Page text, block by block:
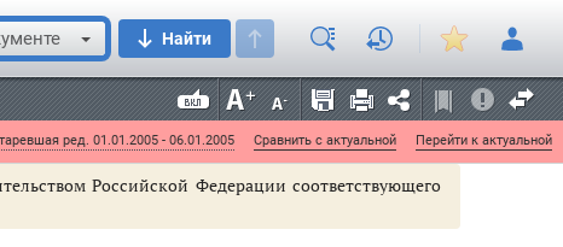
Найти
ред. 01.01.2005 - 06.01.2005 Сравнить с актуальной Перейти к актуальной
товар (работу)
изготовитель(исполнитель) вправе
(исполнитель) обязуется обеспечивать
и нести ответственность за существенные
Российской Федерации соответствующего